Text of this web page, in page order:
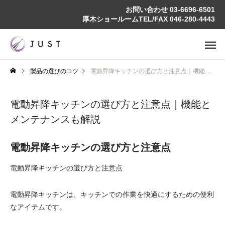
お問い合わせ 03-6696-6501
厚木ショールームTEL/FAX 046-280-4443
製品の選びのコツ 電動昇降キッチンの選び方と注意点｜機能とメンテナンスも解説
電動昇降キッチンの選び方と注意点｜機能と
メンテナンスも解説
電動昇降キッチンの選び方と注意点
電動昇降キッチンの選び方と注意点
電動昇降キッチンは、キッチンでの作業を快適にするための便利
なアイテムです。